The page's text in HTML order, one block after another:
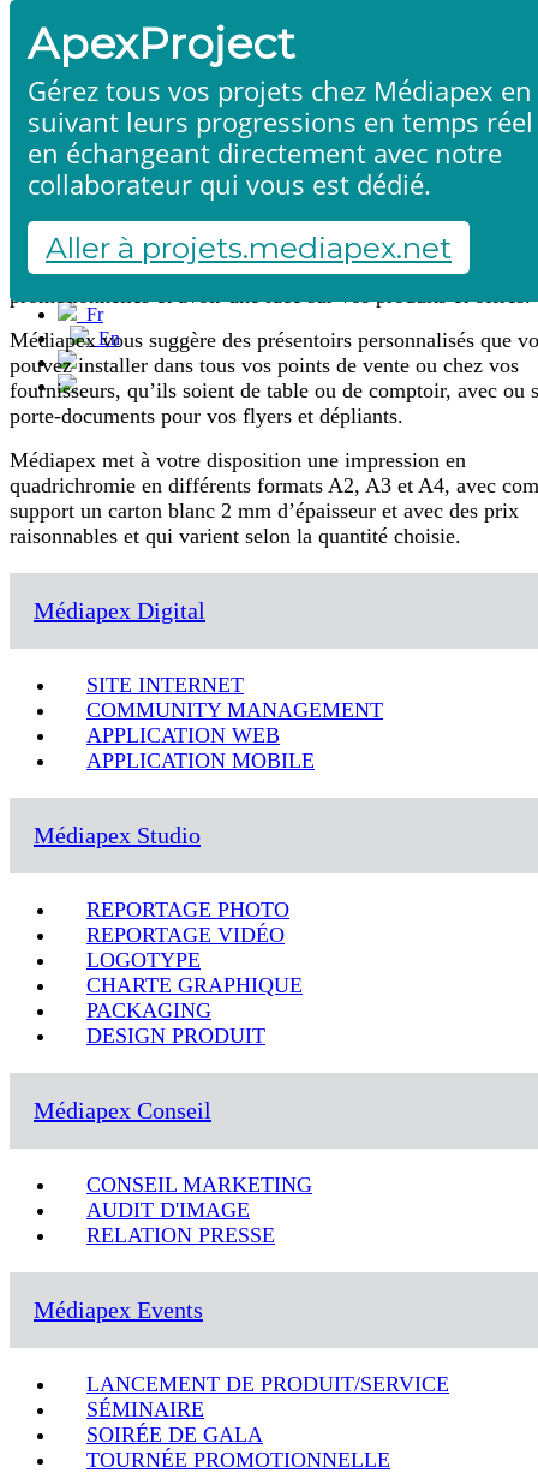
Accueil
Références
Contact
Fr
En
Français
English
Présentoirs de produits/flyers
Afin que vos clients ne puissent pas manquer vos offres
promotionnelles et avoir une idée sur vos produits et offres.
Médiapex vous suggère des présentoirs personnalisés que
pouvez installer dans tous vos points de vente ou chez vos
fournisseurs, qu’ils soient de table ou de comptoir, avec ou
porte-documents pour vos flyers et dépliants.
Médiapex met à votre disposition une impression en
quadrichromie en différents formats A2, A3 et A4, avec
support un carton blanc 2 mm d’épaisseur et avec des prix
raisonnables et qui varient selon la quantité choisie.
Médiapex Digital
SITE INTERNET
COMMUNITY MANAGEMENT
APPLICATION WEB
APPLICATION MOBILE
Médiapex Studio
REPORTAGE PHOTO
REPORTAGE VIDÉO
LOGOTYPE
CHARTE GRAPHIQUE
PACKAGING
DESIGN PRODUIT
Médiapex Conseil
CONSEIL MARKETING
AUDIT D'IMAGE
RELATION PRESSE
Médiapex Events
LANCEMENT DE PRODUIT/SERVICE
SÉMINAIRE
SOIRÉE DE GALA
TOURNÉE PROMOTIONNELLE
ApexProject
Gérez tous vos projets chez Médiapex en
suivant leurs progressions en temps
en échangeant directement avec notre
collaborateur qui vous est dédié.
Aller à projets.mediapex.net